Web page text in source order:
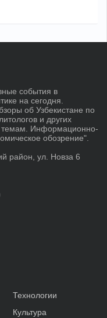
события в
на сегодня.
об Узбекистане по
и других
темам. Информационно-
обозрение".
район, ул. Новза 6
Технологии
Культура